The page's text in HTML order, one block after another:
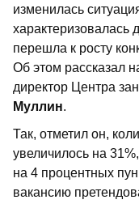
изменилась
характеризовалась
перешла к росту
Об этом рассказал
директор Центра
Муллин.
Так, отметил он,
увеличилось на
на 4 процентных
вакансию